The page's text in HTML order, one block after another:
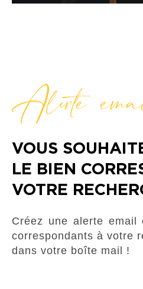
Alerte
VOUS
LE BIEN
VOTRE
Créez une alerte email
correspondants à votre
dans votre boîte mail !